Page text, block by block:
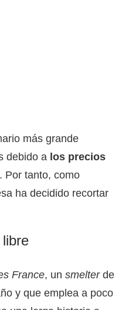
más grande
debido a los precios
. Por tanto, como
ha decidido recortar
France, un smelterde
y que emplea a poco